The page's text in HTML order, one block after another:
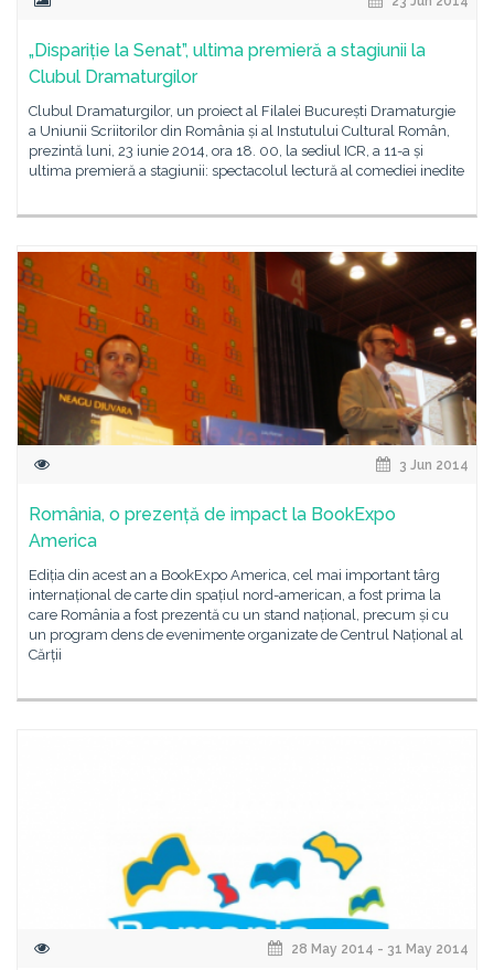
„Dispariție la Senat”, ultima premieră a stagiunii la
Clubul Dramaturgilor
Clubul Dramaturgilor, un proiect al Filalei București Dramaturgie
a Uniunii Scriitorilor din România și al Instutului Cultural Român,
prezintă luni, 23 iunie 2014, ora 18. 00, la sediul ICR, a 11-a și
ultima premieră a stagiunii: spectacolul lectură al comediei inedite
3 Jun 2014
România, o prezență de impact la BookExpo
America
Ediția din acest an a BookExpo America, cel mai important târg
internațional de carte din spațiul nord-american, a fost prima la
care România a fost prezentă cu un stand național, precum și cu
un program dens de evenimente organizate de Centrul Național al
Cărții
28 May 2014 - 31 May 2014